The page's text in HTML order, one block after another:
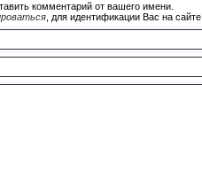
комментарий от вашего имени.
, для идентификации Вас на сайте